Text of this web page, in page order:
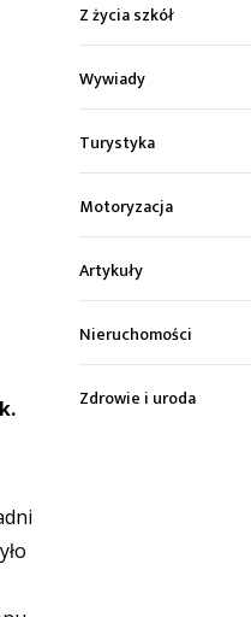
Z życia szkół
Wywiady
Turystyka
Motoryzacja
Artykuły
Nieruchomości
Zdrowie i uroda